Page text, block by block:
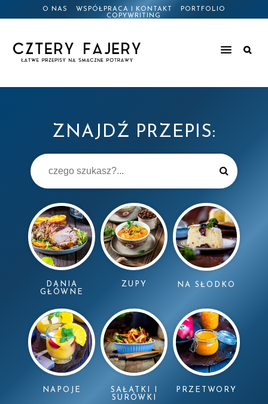
O NAS WSPÓŁPRACA I KONTAKT
PORTFOLIO
COPYWRITING
ZNAJDŹ PRZEPIS:
DANIA
GŁÓWNE
ZUPY NA SŁODKO
NAPOJE
SAŁATKI I
SURÓWKI
PRZETWORY